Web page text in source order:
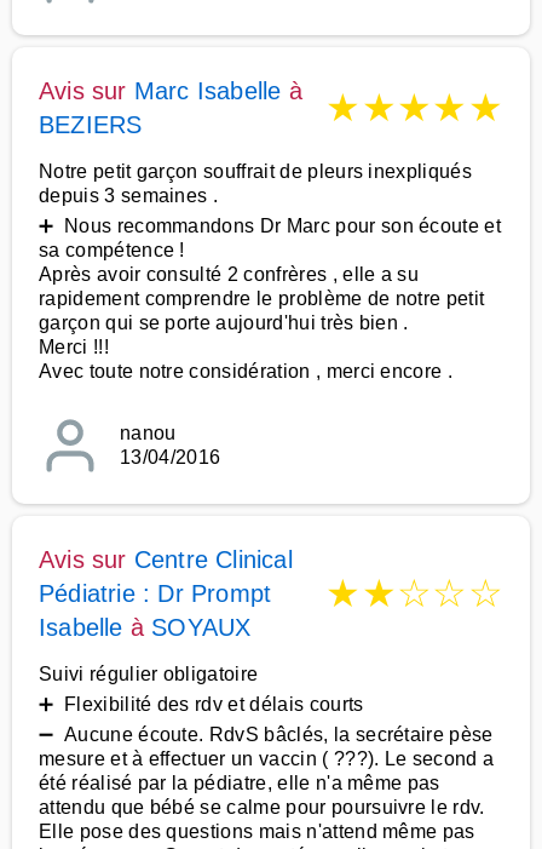
Avis sur Marc Isabelle à
BEZIERS
★★★★★
Notre petit garçon souffrait de pleurs inexpliqués
depuis 3 semaines .
➕ Nous recommandons Dr Marc pour son écoute et
sa compétence !
Après avoir consulté 2 confrères , elle a su
rapidement comprendre le problème de notre petit
garçon qui se porte aujourd'hui très bien .
Merci !!!
Avec toute notre considération , merci encore .
nanou
13/04/2016
Avis sur Centre Clinical
Pédiatrie : Dr Prompt
Isabelle à SOYAUX
★★☆☆☆
Suivi régulier obligatoire
➕ Flexibilité des rdv et délais courts
➖ Aucune écoute. RdvS bâclés, la secrétaire pèse
mesure et à effectuer un vaccin ( ???). Le second a
été réalisé par la pédiatre, elle n'a même pas
attendu que bébé se calme pour poursuivre le rdv.
Elle pose des questions mais n'attend même pas